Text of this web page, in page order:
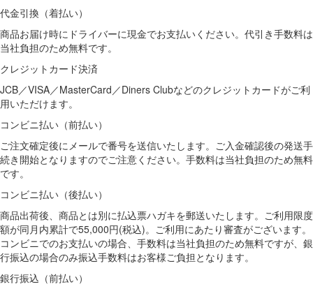
代金引換（着払い）
商品お届け時にドライバーに現金でお支払いください。代引き手数料は
当社負担のため無料です。
クレジットカード決済
JCB／VISA／MasterCard／Diners Clubなどのクレジットカードがご利
用いただけます。
コンビニ払い（前払い）
ご注文確定後にメールで番号を送信いたします。ご入金確認後の発送手
続き開始となりますのでご注意ください。手数料は当社負担のため無料
です。
コンビニ払い（後払い）
商品出荷後、商品とは別に払込票ハガキを郵送いたします。ご利用限度
額が同月内累計で55,000円(税込)。ご利用にあたり審査がございます。
コンビニでのお支払いの場合、手数料は当社負担のため無料ですが、銀
行振込の場合のみ振込手数料はお客様ご負担となります。
銀行振込（前払い）